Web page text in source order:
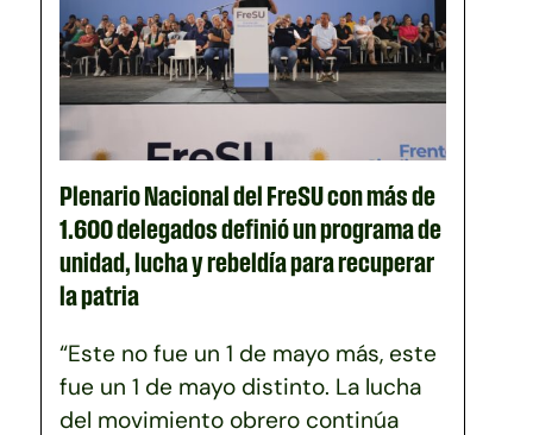
Plenario Nacional del FreSU con más de
1.600 delegados definió un programa de
unidad, lucha y rebeldía para recuperar
la patria
“Este no fue un 1 de mayo más, este
fue un 1 de mayo distinto. La lucha
del movimiento obrero continúa